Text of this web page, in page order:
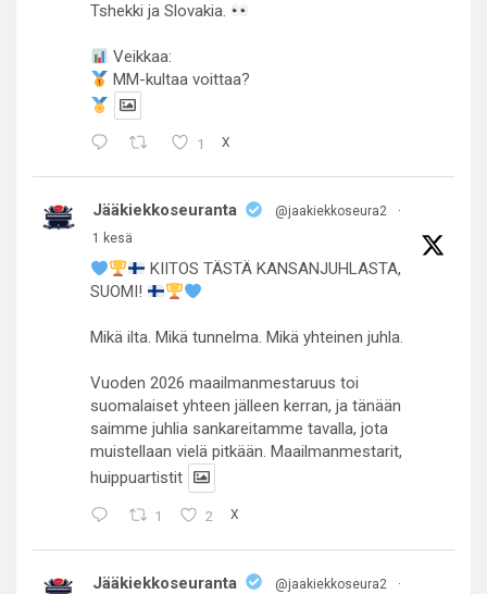
Tshekki ja Slovakia.
Veikkaa:
MM-kultaa voittaa?
1 X
Jääkiekkoseuranta @jaakiekkoseura2
·
1 kesä
KIITOS TÄSTÄ KANSANJUHLASTA,
SUOMI!
Mikä ilta. Mikä tunnelma. Mikä yhteinen juhla.
Vuoden 2026 maailmanmestaruus toi
suomalaiset yhteen jälleen kerran, ja tänään
saimme juhlia sankareitamme tavalla, jota
muistellaan vielä pitkään. Maailmanmestarit,
huippuartistit
1 2 X
Jääkiekkoseuranta @jaakiekkoseura2
·